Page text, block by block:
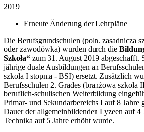
2019
Erneute Änderung der Lehrpläne
Die Berufsgrundschulen (poln. zasadnicza
oder zawodówka) wurden durch die
Szkoła“ zum 31. August 2019 abgeschafft.
jährige duale Ausbildungen an
szkoła I stopnia - BSI) ersetzt. Zusätzlich
Berufsschulen 2. Grades (branżowa szkoła
beruflich-schulischen Weiterbildung
Primar- und Sekundarbereichs I auf 8 Jahre
Dauer der allgemeinbildenden Lyzeen auf 4
Technika auf 5 Jahre erhöht wurde.